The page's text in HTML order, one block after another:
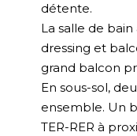
détente.
La salle de
dressing et
grand balcon
En sous-sol,
ensemble. Un
TER-RER à